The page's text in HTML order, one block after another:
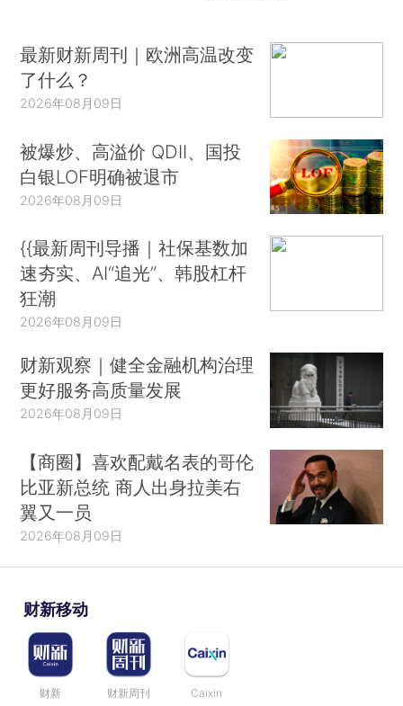
最新财新周刊｜欧洲高温改变
了什么？
2026年08月09日
被爆炒、高溢价 QDII、国投
白银LOF明确被退市
2026年08月09日
{{最新周刊导播｜社保基数加
速夯实、AI“追光”、韩股杠杆
狂潮
2026年08月09日
财新观察｜健全金融机构治理
更好服务高质量发展
2026年08月09日
【商圈】喜欢配戴名表的哥伦
比亚新总统 商人出身拉美右
翼又一员
2026年08月09日
财新移动
财新 财新周刊 Caixin